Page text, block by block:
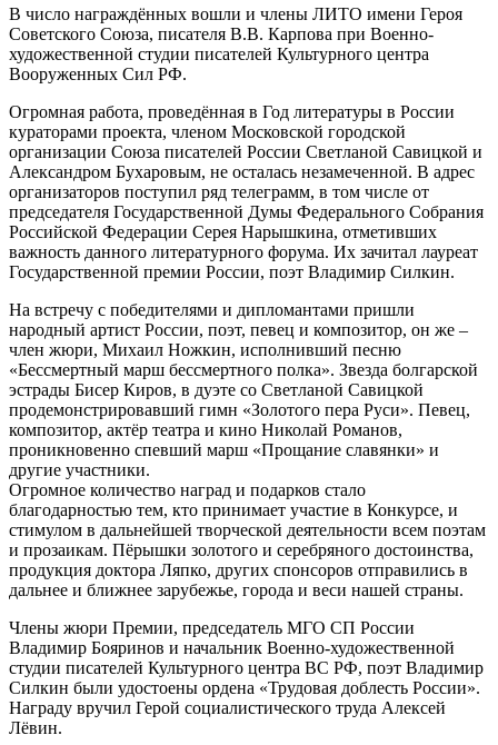
В число награждённых вошли и члены ЛИТО имени Героя
Советского Союза, писателя В.В. Карпова при Военно-
художественной студии писателей Культурного центра
Вооруженных Сил РФ.
Огромная работа, проведённая в Год литературы в России
кураторами проекта, членом Московской городской
организации Союза писателей России Светланой Савицкой и
Александром Бухаровым, не осталась незамеченной. В адрес
организаторов поступил ряд телеграмм, в том числе от
председателя Государственной Думы Федерального Собрания
Российской Федерации Серея Нарышкина, отметивших
важность данного литературного форума. Их зачитал лауреат
Государственной премии России, поэт Владимир Силкин.
На встречу с победителями и дипломантами пришли
народный артист России, поэт, певец и композитор, он же –
член жюри, Михаил Ножкин, исполнивший песню
«Бессмертный марш бессмертного полка». Звезда болгарской
эстрады Бисер Киров, в дуэте со Светланой Савицкой
продемонстрировавший гимн «Золотого пера Руси». Певец,
композитор, актёр театра и кино Николай Романов,
проникновенно спевший марш «Прощание славянки» и
другие участники.
Огромное количество наград и подарков стало
благодарностью тем, кто принимает участие в Конкурсе, и
стимулом в дальнейшей творческой деятельности всем поэтам
и прозаикам. Пёрышки золотого и серебряного достоинства,
продукция доктора Ляпко, других спонсоров отправились в
дальнее и ближнее зарубежье, города и веси нашей страны.
Члены жюри Премии, председатель МГО СП России
Владимир Бояринов и начальник Военно-художественной
студии писателей Культурного центра ВС РФ, поэт Владимир
Силкин были удостоены ордена «Трудовая доблесть России».
Награду вручил Герой социалистического труда Алексей
Лёвин.